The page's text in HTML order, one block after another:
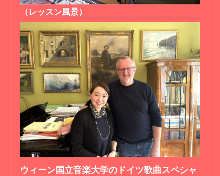
（レッスン風景）
ウィーン国立音楽大学のドイツ歌曲スペシャ